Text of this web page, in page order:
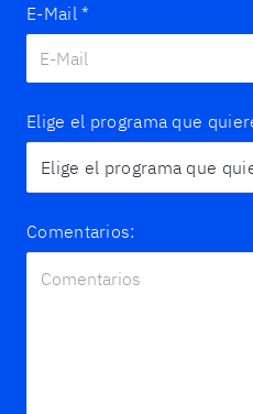
E-Mail *
Elige el programa que
Comentarios: